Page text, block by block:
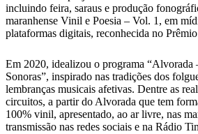
incluindo feira, saraus e produção
maranhense Vinil e Poesia – Vol. 1, em
plataformas digitais, reconhecida no
Em 2020, idealizou o programa “Alvorada
Sonoras”, inspirado nas tradições dos
lembranças musicais afetivas. Dentre as
circuitos, a partir do Alvorada que tem
100% vinil, apresentado, ao ar livre, nas
transmissão nas redes sociais e na Rádio